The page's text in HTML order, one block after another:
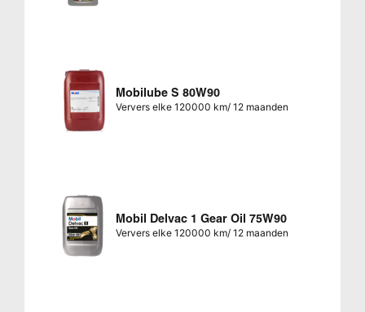
Mobilube S 80W90
Ververs elke 120000 km/ 12 maanden
Mobil Delvac 1 Gear Oil 75W90
Ververs elke 120000 km/ 12 maanden